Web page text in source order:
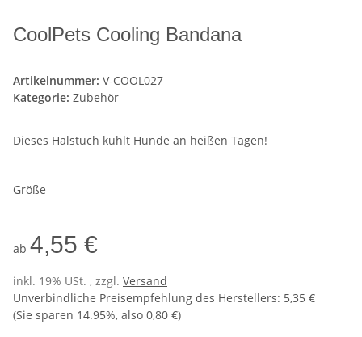
CoolPets Cooling Bandana
Artikelnummer: V-COOL027
Kategorie: Zubehör
Dieses Halstuch kühlt Hunde an heißen Tagen!
Größe
ab 4,55 €
inkl. 19% USt. , zzgl. Versand
Unverbindliche Preisempfehlung des Herstellers: 5,35 €
(Sie sparen 14.95%, also 0,80 €)